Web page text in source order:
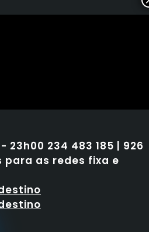
- 23h00 234 483 185 | 926
para as redes fixa e